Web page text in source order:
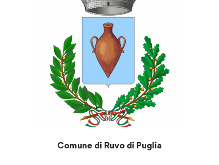
Comune di Ruvo di Puglia